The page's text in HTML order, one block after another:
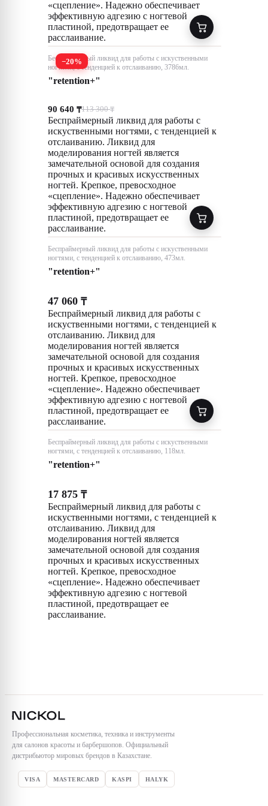
«сцепление». Надежно обеспечивает
эффективную адгезию с ногтевой
пластиной, предотвращает ее
расслаивание.
−20%
Беспраймерный ликвид для работы с искуственными
ногтями, с тенденцией к отслаиванию, 3786мл.
"retention+"
113 300 ₸
90 640 ₸
Беспраймерный ликвид для работы с
искуственными ногтями, с тенденцией к
отслаиванию. Ликвид для
моделирования ногтей является
замечательной основой для создания
прочных и красивых искусственных
ногтей. Крепкое, превосходное
«сцепление». Надежно обеспечивает
эффективную адгезию с ногтевой
пластиной, предотвращает ее
расслаивание.
Беспраймерный ликвид для работы с искуственными
ногтями, с тенденцией к отслаиванию, 473мл.
"retention+"
47 060 ₸
Беспраймерный ликвид для работы с
искуственными ногтями, с тенденцией к
отслаиванию. Ликвид для
моделирования ногтей является
замечательной основой для создания
прочных и красивых искусственных
ногтей. Крепкое, превосходное
«сцепление». Надежно обеспечивает
эффективную адгезию с ногтевой
пластиной, предотвращает ее
расслаивание.
Беспраймерный ликвид для работы с искуственными
ногтями, с тенденцией к отслаиванию, 118мл.
"retention+"
17 875 ₸
Беспраймерный ликвид для работы с
искуственными ногтями, с тенденцией к
отслаиванию. Ликвид для
моделирования ногтей является
замечательной основой для создания
прочных и красивых искусственных
ногтей. Крепкое, превосходное
«сцепление». Надежно обеспечивает
эффективную адгезию с ногтевой
пластиной, предотвращает ее
расслаивание.
Профессиональная косметика, техника и инструменты
для салонов красоты и барбершопов. Официальный
дистрибьютор мировых брендов в Казахстане.
VISA MASTERCARD KASPI HALYK